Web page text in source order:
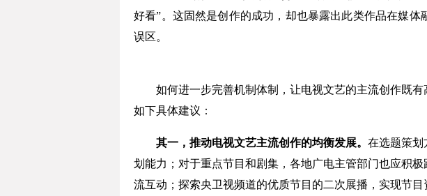
好看”。这固然是创作的成功，却也暴露出此类作品在媒
误区。
如何进一步完善机制体制，让电视文艺的主流创作既有
如下具体建议：
其一，推动电视文艺主流创作的均衡发展。 在选题策划
划能力；对于重点节目和剧集，各地广电主管部门也应积
流互动；探索央卫视频道的优质节目的二次展播，实现节